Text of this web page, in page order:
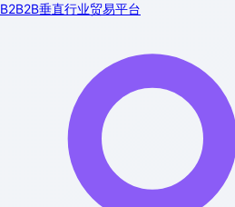
B2B2B垂直行业贸易平台